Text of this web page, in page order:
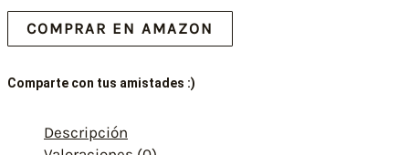
COMPRAR EN AMAZON
Comparte con tus amistades :)
Descripción